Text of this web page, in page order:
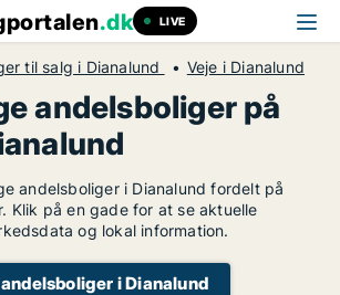
.dk LIVE
til salg i Dianalund Veje i Dianalund
andelsboliger på
andelsboliger i Dianalund fordelt på
Klik på en gade for at se aktuelle
og lokal information.
i Dianalund